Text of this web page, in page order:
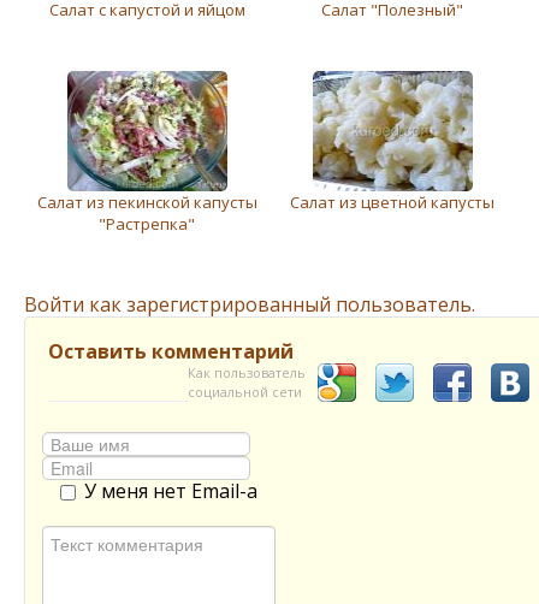
Салат с капустой и яйцом Салат "Полезный"
Салат из пекинской капусты
"Растрепка"
Салат из цветной капусты
Войти как зарегистрированный пользователь.
Оставить комментарий
Как пользователь
социальной сети
У меня нет Email-а